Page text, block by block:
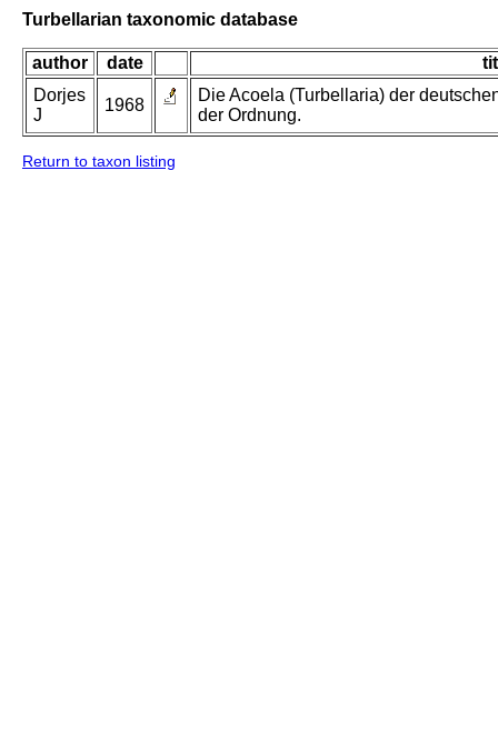
Turbellarian taxonomic database
author date
Dorjes
J
1968
Die Acoela (Turbellaria) der
der Ordnung.
Return to taxon listing